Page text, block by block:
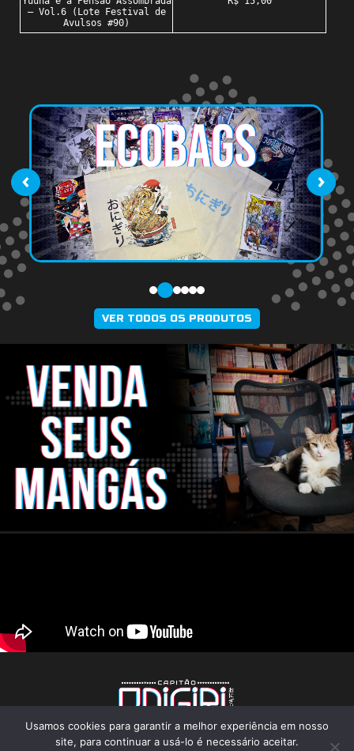
– Vol.6 (Lote Festival de
Avulsos #90)
Usamos cookies para garantir a melhor experiência em nosso
site, para continuar a usá-lo é necessário aceitar.
‹ ›
VER TODOS OS PRODUTOS
CNPJ: 22.824.773/0001-25
Rua Pandiá Calogeras, 176 - Liberdade - São Paulo